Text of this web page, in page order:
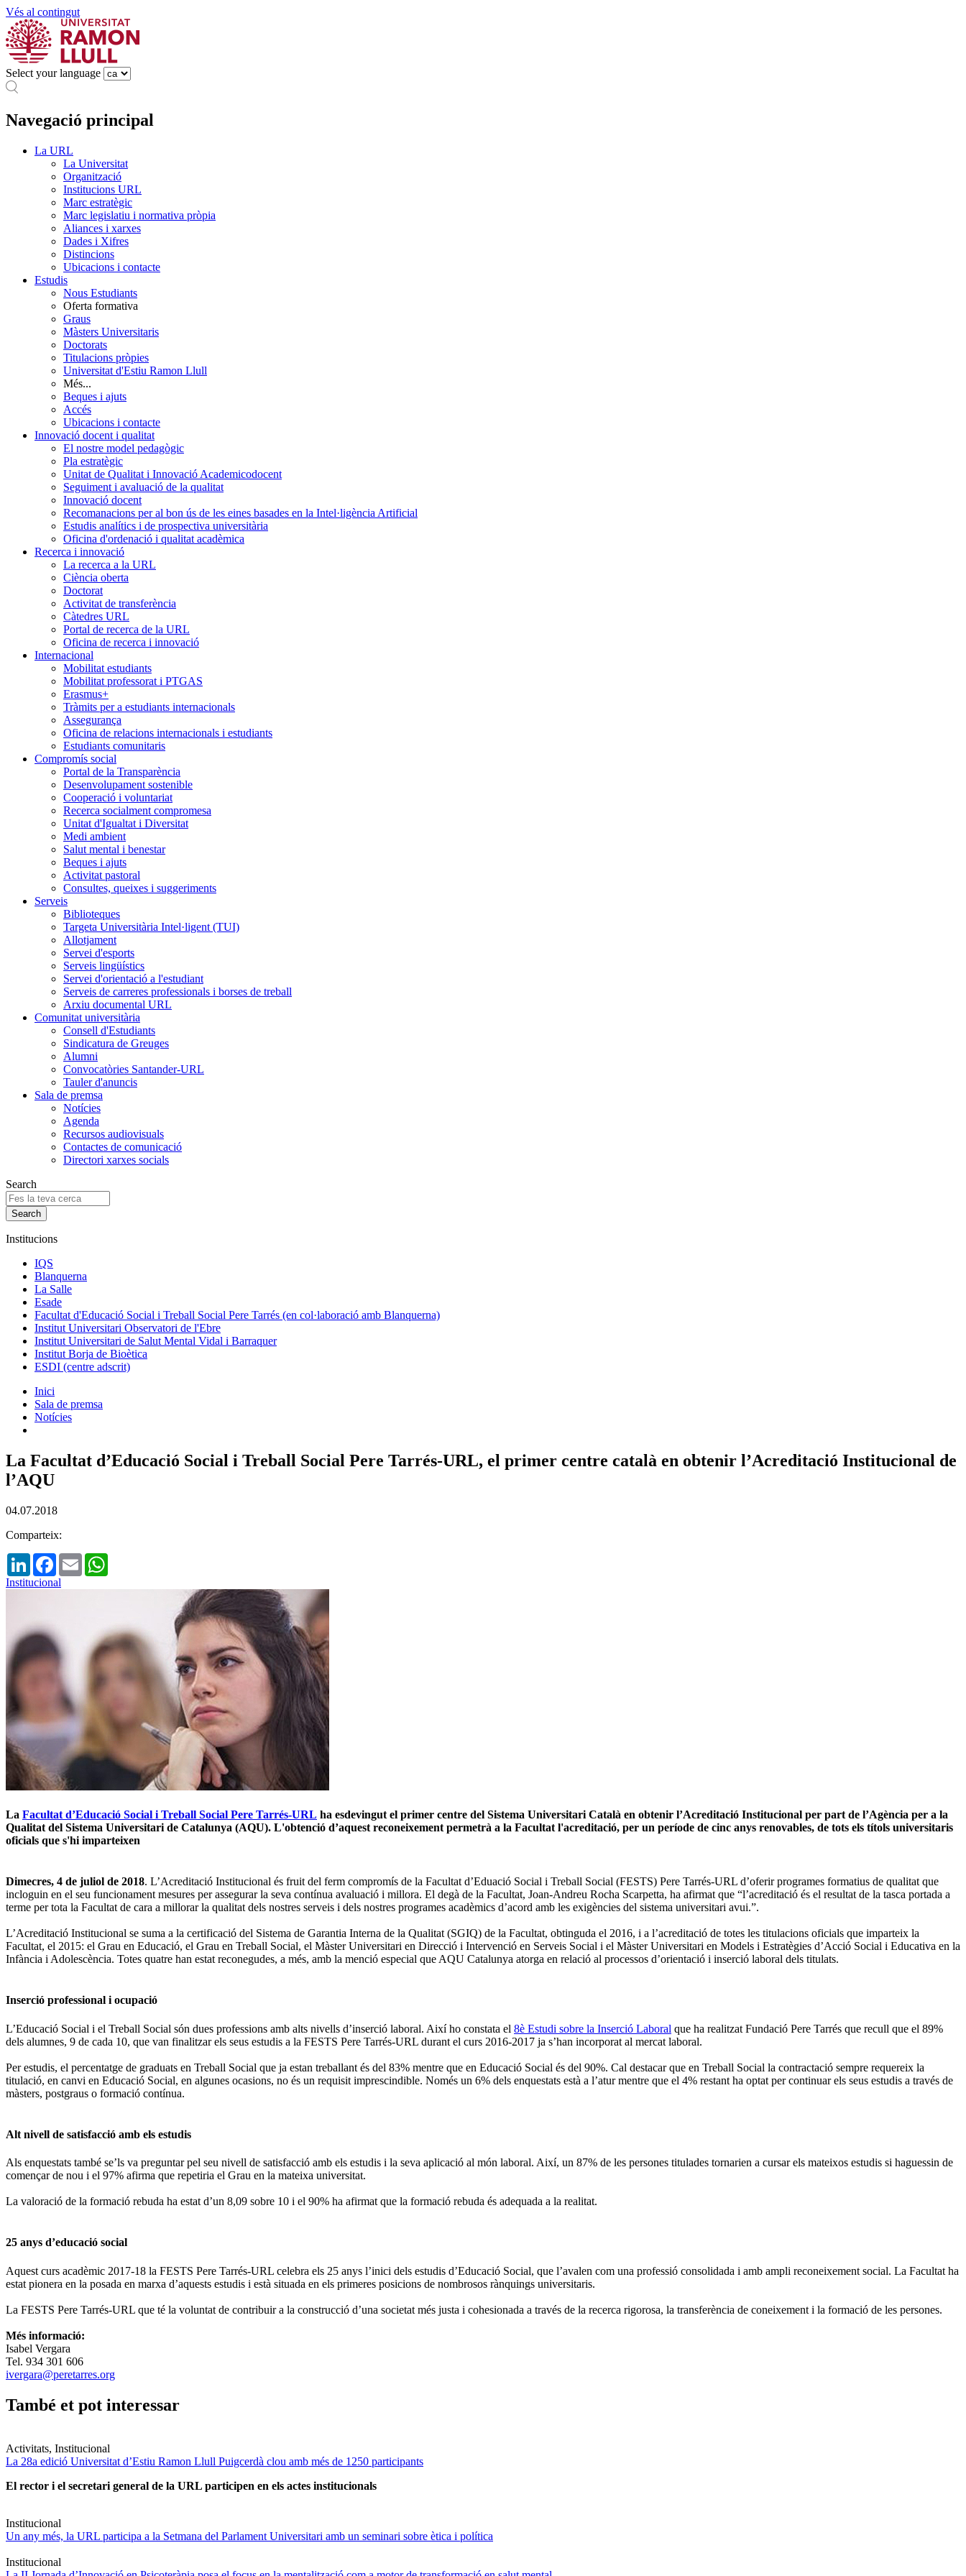
Vés al contingut
Select your language
Navegació principal
La URL
La Universitat
Organització
Institucions URL
Marc estratègic
Marc legislatiu i normativa pròpia
Aliances i xarxes
Dades i Xifres
Distincions
Ubicacions i contacte
Estudis
Nous Estudiants
Oferta formativa
Graus
Màsters Universitaris
Doctorats
Titulacions pròpies
Universitat d'Estiu Ramon Llull
Més...
Beques i ajuts
Accés
Ubicacions i contacte
Innovació docent i qualitat
El nostre model pedagògic
Pla estratègic
Unitat de Qualitat i Innovació Academicodocent
Seguiment i avaluació de la qualitat
Innovació docent
Recomanacions per al bon ús de les eines basades en la Intel·ligència Artificial
Estudis analítics i de prospectiva universitària
Oficina d'ordenació i qualitat acadèmica
Recerca i innovació
La recerca a la URL
Ciència oberta
Doctorat
Activitat de transferència
Càtedres URL
Portal de recerca de la URL
Oficina de recerca i innovació
Internacional
Mobilitat estudiants
Mobilitat professorat i PTGAS
Erasmus+
Tràmits per a estudiants internacionals
Assegurança
Oficina de relacions internacionals i estudiants
Estudiants comunitaris
Compromís social
Portal de la Transparència
Desenvolupament sostenible
Cooperació i voluntariat
Recerca socialment compromesa
Unitat d'Igualtat i Diversitat
Medi ambient
Salut mental i benestar
Beques i ajuts
Activitat pastoral
Consultes, queixes i suggeriments
Serveis
Biblioteques
Targeta Universitària Intel·ligent (TUI)
Allotjament
Servei d'esports
Serveis lingüístics
Servei d'orientació a l'estudiant
Serveis de carreres professionals i borses de treball
Arxiu documental URL
Comunitat universitària
Consell d'Estudiants
Sindicatura de Greuges
Alumni
Convocatòries Santander-URL
Tauler d'anuncis
Sala de premsa
Notícies
Agenda
Recursos audiovisuals
Contactes de comunicació
Directori xarxes socials
Search
Institucions
IQS
Blanquerna
La Salle
Esade
Facultat d'Educació Social i Treball Social Pere Tarrés (en col·laboració amb Blanquerna)
Institut Universitari Observatori de l'Ebre
Institut Universitari de Salut Mental Vidal i Barraquer
Institut Borja de Bioètica
ESDI (centre adscrit)
Inici
Sala de premsa
Notícies
La Facultat d’Educació Social i Treball Social Pere Tarrés-URL, el primer centre català en obtenir l’Acreditació Institucional de
l’AQU
04.07.2018
Comparteix:
LinkedInFacebook
Email
Institucional
La Facultat d’Educació Social i Treball Social Pere Tarrés-URL ha esdevingut el primer centre del Sistema Universitari Català en obtenir l’Acreditació Institucional per part de l’Agència per a la
Qualitat del Sistema Universitari de Catalunya (AQU). L'obtenció d’aquest reconeixement permetrà a la Facultat l'acreditació, per un període de cinc anys renovables, de tots els títols universitaris
oficials que s'hi imparteixen
Dimecres, 4 de juliol de 2018. L’Acreditació Institucional és fruit del ferm compromís de la Facultat d’Eduació Social i Treball Social (FESTS) Pere Tarrés-URL d’oferir programes formatius de qualitat que
incloguin en el seu funcionament mesures per assegurar la seva contínua avaluació i millora. El degà de la Facultat, Joan-Andreu Rocha Scarpetta, ha afirmat que “l’acreditació és el resultat de la tasca portada a
terme per tota la Facultat de cara a millorar la qualitat dels nostres serveis i dels nostres programes acadèmics d’acord amb les exigències del sistema universitari avui.”.
L’Acreditació Institucional se suma a la certificació del Sistema de Garantia Interna de la Qualitat (SGIQ) de la Facultat, obtinguda el 2016, i a l’acreditació de totes les titulacions oficials que imparteix la
Facultat, el 2015: el Grau en Educació, el Grau en Treball Social, el Màster Universitari en Direcció i Intervenció en Serveis Social i el Màster Universitari en Models i Estratègies d’Acció Social i Educativa en la
Infància i Adolescència. Totes quatre han estat reconegudes, a més, amb la menció especial que AQU Catalunya atorga en relació al processos d’orientació i inserció laboral dels titulats.
Inserció professional i ocupació
L’Educació Social i el Treball Social són dues professions amb alts nivells d’inserció laboral. Així ho constata el 8è Estudi sobre la Inserció Laboral que ha realitzat Fundació Pere Tarrés que recull que el 89%
dels alumnes, 9 de cada 10, que van finalitzar els seus estudis a la FESTS Pere Tarrés-URL durant el curs 2016-2017 ja s’han incorporat al mercat laboral.
Per estudis, el percentatge de graduats en Treball Social que ja estan treballant és del 83% mentre que en Educació Social és del 90%. Cal destacar que en Treball Social la contractació sempre requereix la
titulació, en canvi en Educació Social, en algunes ocasions, no és un requisit imprescindible. Només un 6% dels enquestats està a l’atur mentre que el 4% restant ha optat per continuar els seus estudis a través de
màsters, postgraus o formació contínua.
Alt nivell de satisfacció amb els estudis
Als enquestats també se’ls va preguntar pel seu nivell de satisfacció amb els estudis i la seva aplicació al món laboral. Així, un 87% de les persones titulades tornarien a cursar els mateixos estudis si haguessin de
començar de nou i el 97% afirma que repetiria el Grau en la mateixa universitat.
La valoració de la formació rebuda ha estat d’un 8,09 sobre 10 i el 90% ha afirmat que la formació rebuda és adequada a la realitat.
25 anys d’educació social
Aquest curs acadèmic 2017-18 la FESTS Pere Tarrés-URL celebra els 25 anys l’inici dels estudis d’Educació Social, que l’avalen com una professió consolidada i amb ampli reconeixement social. La Facultat ha
estat pionera en la posada en marxa d’aquests estudis i està situada en els primeres posicions de nombrosos rànquings universitaris.
La FESTS Pere Tarrés-URL que té la voluntat de contribuir a la construcció d’una societat més justa i cohesionada a través de la recerca rigorosa, la transferència de coneixement i la formació de les persones.
Més informació:
Isabel Vergara
Tel. 934 301 606
ivergara@peretarres.org
També et pot interessar
Activitats, Institucional
La 28a edició Universitat d’Estiu Ramon Llull Puigcerdà clou amb més de 1250 participants
El rector i el secretari general de la URL participen en els actes institucionals
Institucional
Un any més, la URL participa a la Setmana del Parlament Universitari amb un seminari sobre ètica i política
Institucional